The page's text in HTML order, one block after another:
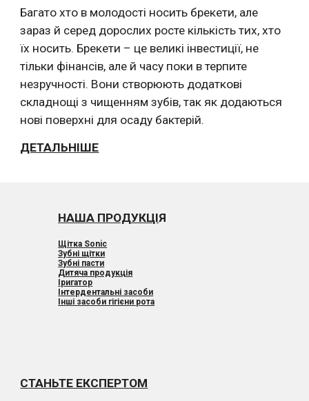
Багато хто в молодості носить брекети, але
зараз й серед дорослих росте кількість тих, хто
їх носить. Брекети – це великі інвестиції, не
тільки фінансів, але й часу поки в терпите
незручності. Вони створюють додаткові
складнощі з чищенням зубів, так як додаються
нові поверхні для осаду бактерій.
ДЕТАЛЬНІШЕ
НАША ПРОДУКЦІЯ
Щітка Sonic
Зубні щітки
Зубні пасти
Дитяча продукція
Іригатор
Інтердентальні засоби
Інші засоби гігієни рота
СТАНЬТЕ ЕКСПЕРТОМ